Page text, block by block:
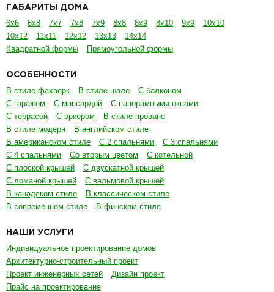
ГАБАРИТЫ ДОМА
6х6 6х8 7х7 7х8 7х9 8х8 8х9 8х10 9х9
10х10
10х12
11х11 12х12 13х13
14х14
Квадратной формы
Прямоугольной формы
ОСОБЕННОСТИ
В стиле фахверк В стиле шале
С балконом
С гаражом
С мансардой
С панорамными окнами
С террасой
С эркером
В стиле прованс
В стиле модерн
В английском стиле
В американском стиле
С 2 спальнями
С 3 спальнями
С 4 спальнями
Со вторым цветом
С котельной
С плоской крышей
С двускатной крышей
С ломаной крышей
С вальмовой крышей
В канадском стиле
В классическом стиле
В современном стиле
В финском стиле
НАШИ УСЛУГИ
Индивидуальное проектирование домов
Архитектурно-строительный проект
Проект инженерных сетей
Дизайн проект
Прайс на проектирование